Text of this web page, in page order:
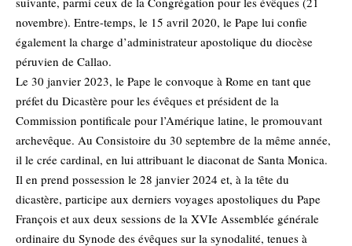
novembre). Entre-temps, le 15 avril 2020, le Pape lui confie
également la charge d’administrateur apostolique du diocèse
péruvien de Callao.
Le 30 janvier 2023, le Pape le convoque à Rome en tant que
préfet du Dicastère pour les évêques et président de la
Commission pontificale pour l’Amérique latine, le promouvant
archevêque. Au Consistoire du 30 septembre de la même année,
il le crée cardinal, en lui attribuant le diaconat de Santa Monica.
Il en prend possession le 28 janvier 2024 et, à la tête du
dicastère, participe aux derniers voyages apostoliques du Pape
François et aux deux sessions de la XVIe Assemblée générale
ordinaire du Synode des évêques sur la synodalité, tenues à